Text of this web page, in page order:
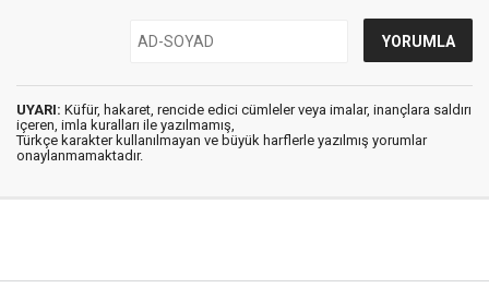
UYARI: Küfür, hakaret, rencide edici cümleler veya imalar, inançlara saldırı
içeren, imla kuralları ile yazılmamış,
Türkçe karakter kullanılmayan ve büyük harflerle yazılmış yorumlar
onaylanmamaktadır.